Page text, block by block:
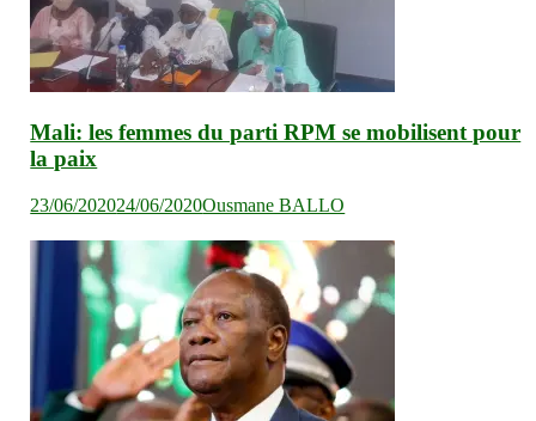
Mali: les femmes du parti RPM se mobilisent pour
la paix
23/06/202024/06/2020Ousmane BALLO